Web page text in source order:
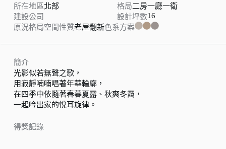
所在地區北部
建設公司
格局二房一廳一衛
設計坪數16
原況格局空間性質老屋翻新色系方案
簡介
光影似若無聲之歌，
用寂靜喃喃唱著年華輪廓，
在四季中依隨著春暮夏露、秋爽冬靄，
一起吟出家的悅耳旋律。
得獎記錄